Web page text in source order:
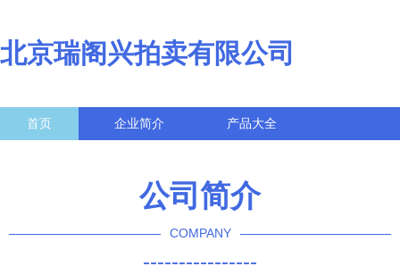
北京瑞阁兴拍卖有限公司
首页 企业简介 产品大全
公司简介
COMPANY
----------------